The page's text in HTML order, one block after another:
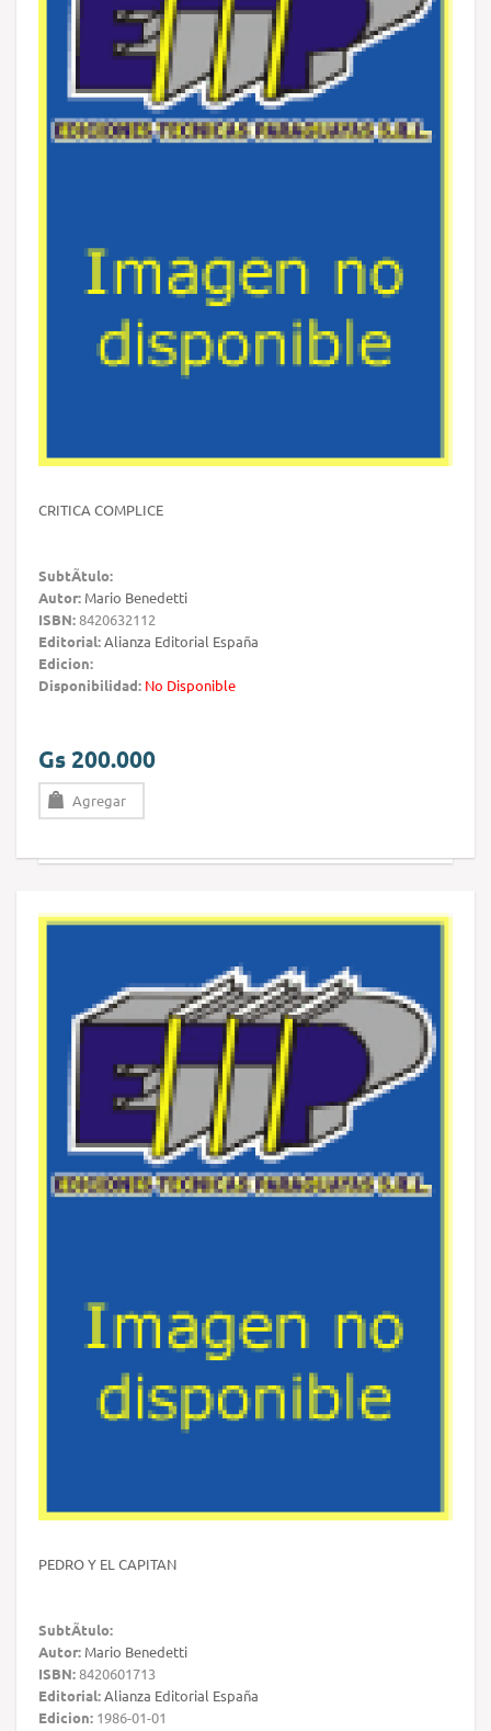
CRITICA COMPLICE
SubtÃ­tulo:
Autor: Mario Benedetti
ISBN:8420632112
Editorial:Alianza Editorial España
Edicion:
Disponibilidad: No Disponible
Gs 200.000
Agregar
PEDRO Y EL CAPITAN
SubtÃ­tulo:
Autor: Mario Benedetti
ISBN:8420601713
Editorial:Alianza Editorial España
Edicion: 1986-01-01